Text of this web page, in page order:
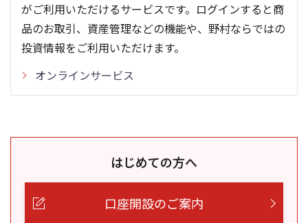
がご利用いただけるサービスです。ログインすると商
品のお取引、資産管理などの機能や、野村ならではの
投資情報をご利用いただけます。
オンラインサービス
はじめての方へ
口座開設のご案内